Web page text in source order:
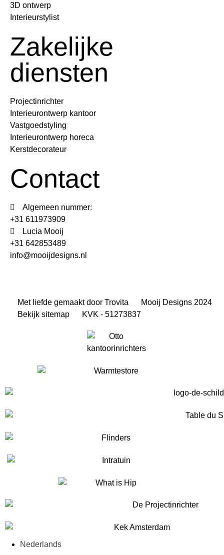
3D ontwerp
Interieurstylist
Zakelijke
diensten
Projectinrichter
Interieurontwerp kantoor
Vastgoedstyling
Interieurontwerp horeca
Kerstdecorateur
Contact
Algemeen nummer:
+31 611973909
Lucia Mooij
+31 642853489
info@mooijdesigns.nl
Met liefde gemaakt door Trovita
Mooij Designs 2024
Bekijk sitemap
KVK - 51273837
Nederlands